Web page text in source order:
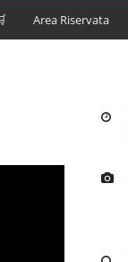
Area Riservata